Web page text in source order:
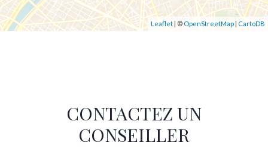
Leaflet | © OpenStreetMap | CartoDB
CONTACTEZ UN
CONSEILLER